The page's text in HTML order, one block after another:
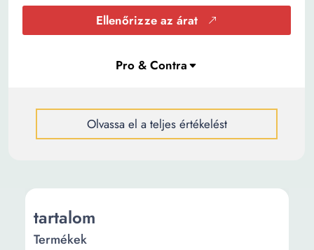
Ellenőrizze az árat
Olvassa el a teljes értékelést
tartalom
Termékek